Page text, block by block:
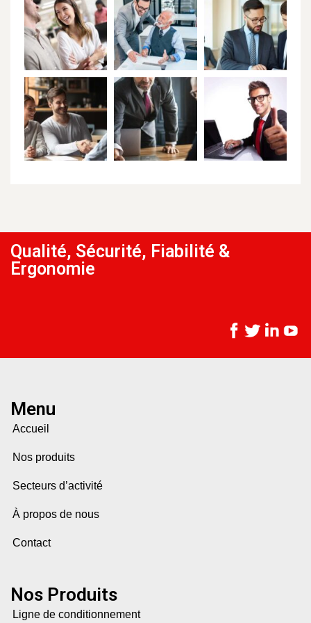
Qualité, Sécurité, Fiabilité &
Ergonomie
Menu
Accueil
Nos produits
Secteurs d’activité
À propos de nous
Contact
Nos Produits
Ligne de conditionnement